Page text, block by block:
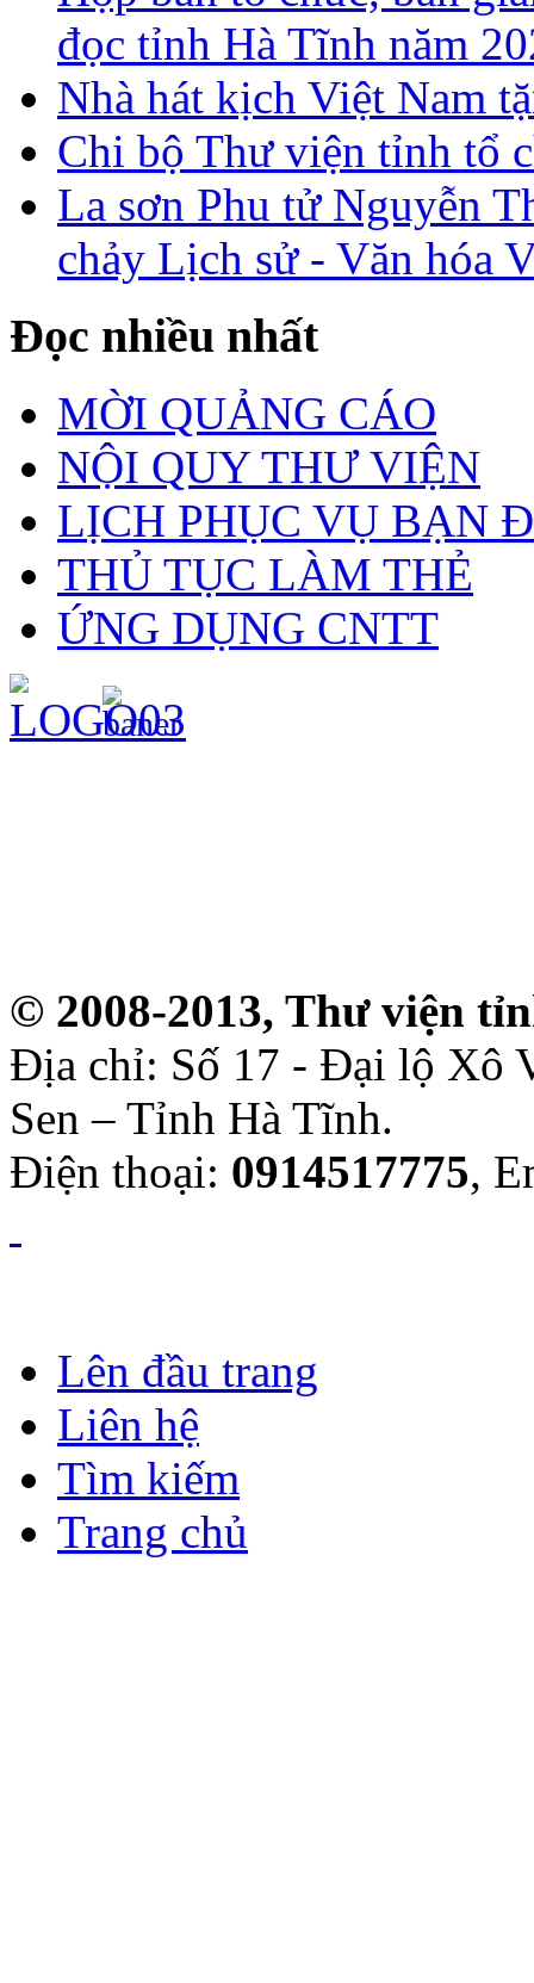
đọc tỉnh Hà Tĩnh năm
Nhà hát kịch Việt Nam
Chi bộ Thư viện tỉnh tổ
La sơn Phu tử Nguyễn
chảy Lịch sử - Văn hóa
Đọc nhiều nhất
MỜI QUẢNG CÁO
NỘI QUY THƯ VIỆN
LỊCH PHỤC VỤ BẠN
THỦ TỤC LÀM THẺ
ỨNG DỤNG CNTT
© 2008-2013, Thư viện
Địa chỉ: Số 17 - Đại lộ Xô
Sen – Tỉnh Hà Tĩnh.
Điện thoại: 0914517775,
Lên đầu trang
Liên hệ
Tìm kiếm
Trang chủ